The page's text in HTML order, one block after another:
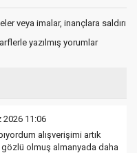
veya imalar, inançlara saldırı
yazılmış yorumlar
2026 11:06
alışverişimi artık
olmuş almanyada daha